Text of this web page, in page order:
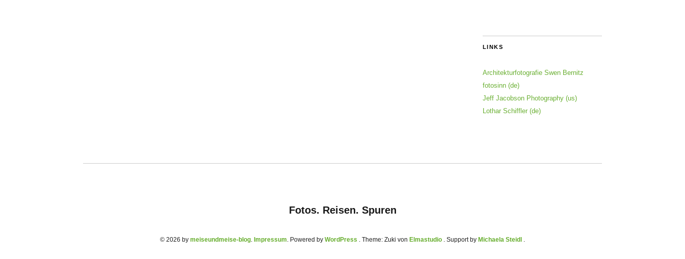
LINKS
Architekturfotografie Swen Bernitz
fotosinn (de)
Jeff Jacobson Photography (us)
Lothar Schiffler (de)
Fotos. Reisen. Spuren
© 2026 by meiseundmeise-blog Impressum Powered by WordPress Theme: Zuki von Elmastudio . Support by Michaela Steidl